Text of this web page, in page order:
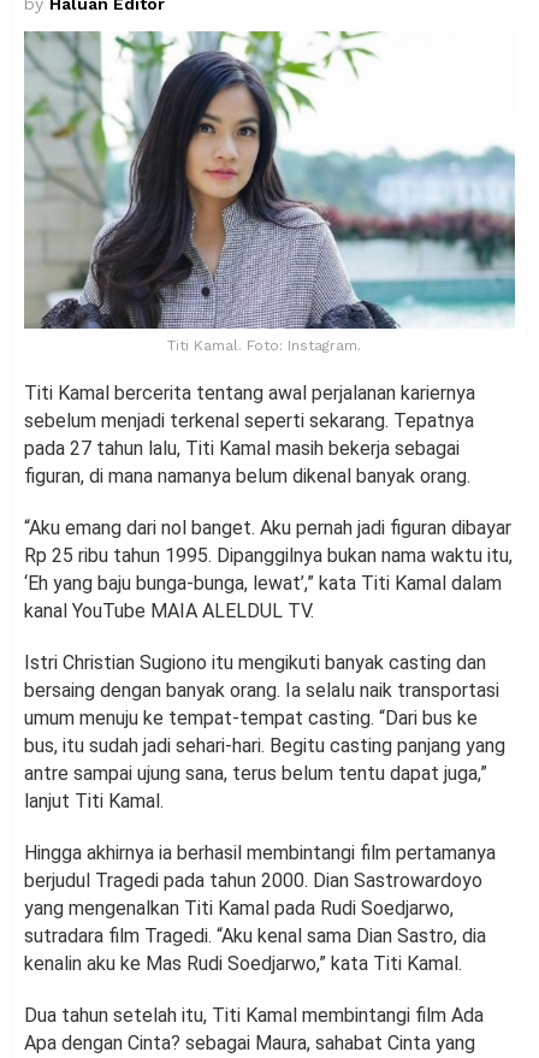
Titi Kamal. Foto: Instagram.
Titi Kamal bercerita tentang awal perjalanan kariernya
sebelum menjadi terkenal seperti sekarang. Tepatnya
pada 27 tahun lalu, Titi Kamal masih bekerja sebagai
figuran, di mana namanya belum dikenal banyak orang.
“Aku emang dari nol banget. Aku pernah jadi figuran dibayar
Rp 25 ribu tahun 1995. Dipanggilnya bukan nama waktu itu,
‘Eh yang baju bunga-bunga, lewat’,” kata Titi Kamal dalam
kanal YouTube MAIA ALELDUL TV.
Istri Christian Sugiono itu mengikuti banyak casting dan
bersaing dengan banyak orang. Ia selalu naik transportasi
umum menuju ke tempat-tempat casting. “Dari bus ke
bus, itu sudah jadi sehari-hari. Begitu casting panjang yang
antre sampai ujung sana, terus belum tentu dapat juga,”
lanjut Titi Kamal.
Hingga akhirnya ia berhasil membintangi film pertamanya
berjudul Tragedi pada tahun 2000. Dian Sastrowardoyo
yang mengenalkan Titi Kamal pada Rudi Soedjarwo,
sutradara film Tragedi. “Aku kenal sama Dian Sastro, dia
kenalin aku ke Mas Rudi Soedjarwo,” kata Titi Kamal.
Dua tahun setelah itu, Titi Kamal membintangi film Ada
Apa dengan Cinta? sebagai Maura, sahabat Cinta yang